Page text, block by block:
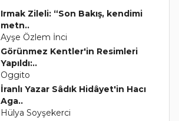
Irmak Zileli: “Son Bakış, kendimi
metn..
Ayşe Özlem İnci
Görünmez Kentler'in Resimleri
Yapıldı:..
Oggito
İranlı Yazar Sâdık Hidâyet'in Hacı
Aga..
Hülya Soyşekerci